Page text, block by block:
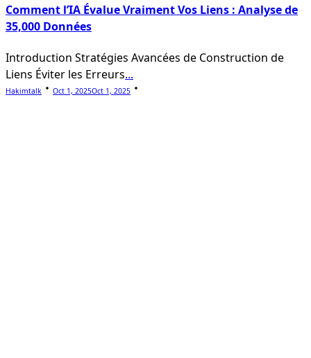
Comment l’IA Évalue Vraiment Vos Liens : Analyse de
35,000 Données
Introduction Stratégies Avancées de Construction de
Liens Éviter les Erreurs...
Hakimtalk Oct 1, 2025Oct 1, 2025